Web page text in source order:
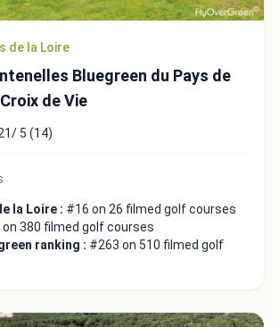
de la Loire
Bluegreen du Pays de
de Vie
5 (14)
la Loire : #16 on 26 filmed golf courses
on 380 filmed golf courses
ranking : #263 on 510 filmed golf